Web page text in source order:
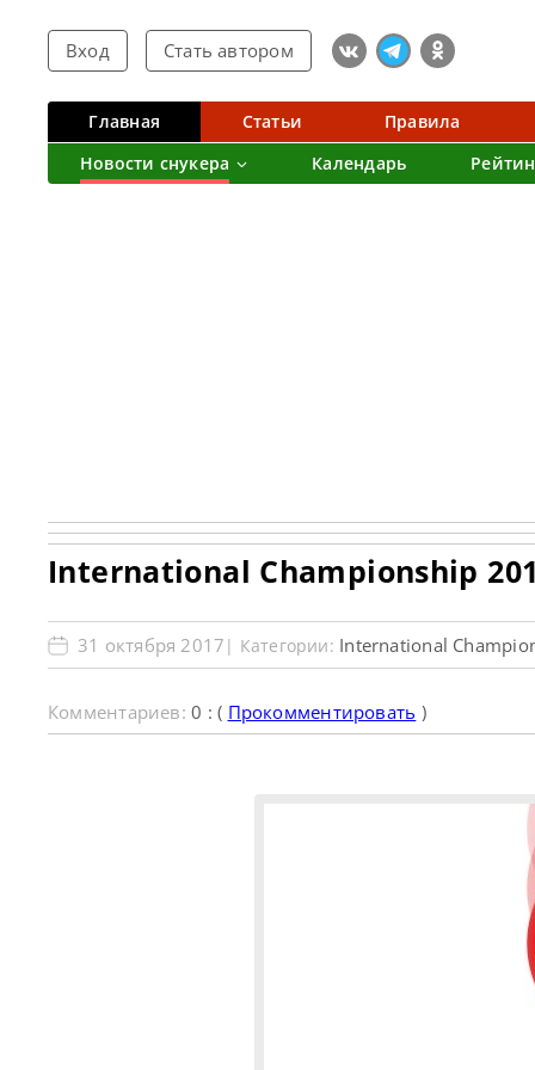
Вход Стать автором
Главная Статьи Правила
Новости снукера
Календарь
International Championship
31 октября 2017 | Категории: International
Комментариев:0 : ( Прокомментировать )